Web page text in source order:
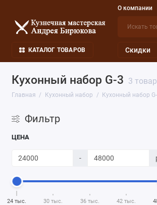
О компании
КАТАЛОГ ТОВАРОВ Скидки
Кухонный набор G-3 3
Главная Кухонный набор Кухонный набор
Фильтр
ЦЕНА
-
24 тыс. 30 тыс. 36 тыс. 42 тыс.